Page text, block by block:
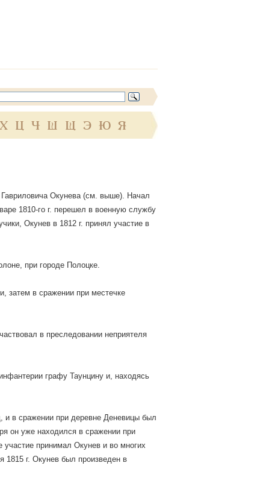
Х Ц Ч Ш Щ Э Ю Я
Окунева (см. выше). Начал
1810-го г. перешел в военную службу
Окунев в 1812 г. принял участие в
при городе Полоцке.
затем в сражении при местечке
в преследовании неприятеля
графу Таунцину и, находясь
и в сражении при деревне Деневицы был
он уже находился в сражении при
участие принимал Окунев и во многих
1815 г. Окунев был произведен в